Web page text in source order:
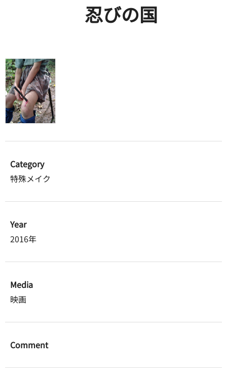
忍びの国
Category
特殊メイク
Year
2016年
Media
映画
Comment